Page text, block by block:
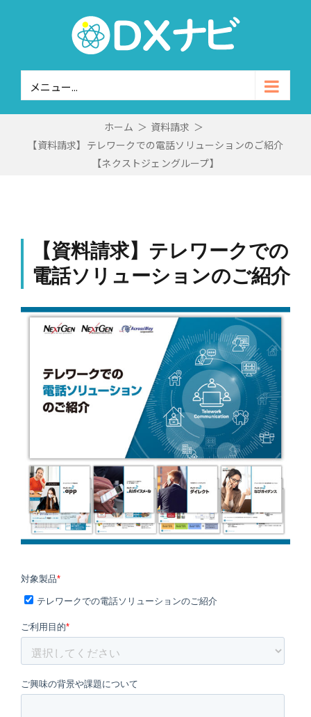
メニュー...
ホーム ＞ 資料請求 ＞
【資料請求】テレワークでの電話ソリューションのご紹介
【ネクストジェングループ】
【資料請求】テレワークでの
電話ソリューションのご紹介